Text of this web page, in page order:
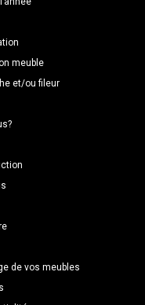
meuble
et/ou fileur
de vos meubles